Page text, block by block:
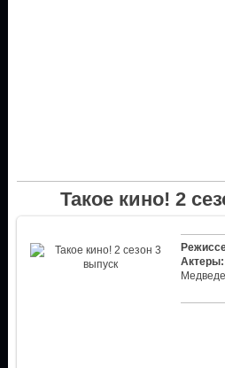
Такое кино! 2
Актеры: